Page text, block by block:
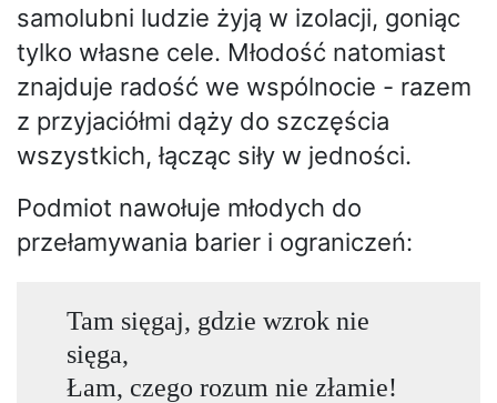
samolubni ludzie żyją w izolacji, goniąc
tylko własne cele. Młodość natomiast
znajduje radość we wspólnocie - razem
z przyjaciółmi dąży do szczęścia
wszystkich, łącząc siły w jedności.
Podmiot nawołuje młodych do
przełamywania barier i ograniczeń:
Tam sięgaj, gdzie wzrok nie
sięga,
Łam, czego rozum nie złamie!